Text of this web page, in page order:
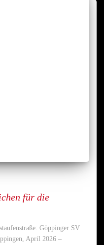
für die
Göppinger SV
April 2026 –